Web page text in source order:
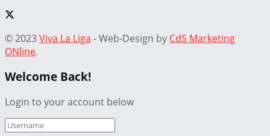
© 2023Viva La Liga - Web-Design by CdS Marketing
ONline.
Welcome Back!
Login to your account below